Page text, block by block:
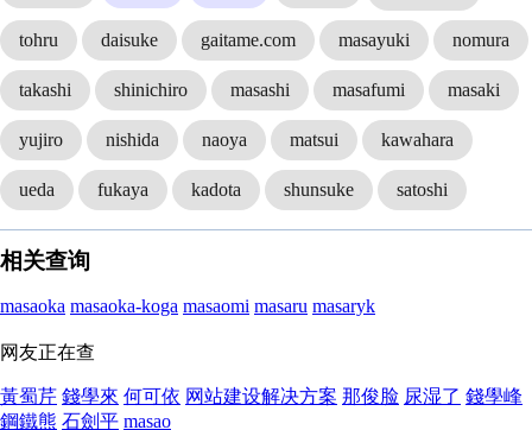
tohru daisuke gaitame.com masayuki nomura
takashi shinichiro masashi masafumi masaki
yujiro nishida naoya matsui kawahara
ueda fukaya kadota shunsuke satoshi
相关查询
masaoka masaoka-koga masaomi masaru masaryk
网友正在查
黃蜀芹 錢學來 何可依 网站建设解决方案 那俊脸 尿湿了 錢學峰
鋼鐵熊 石劍平 masao